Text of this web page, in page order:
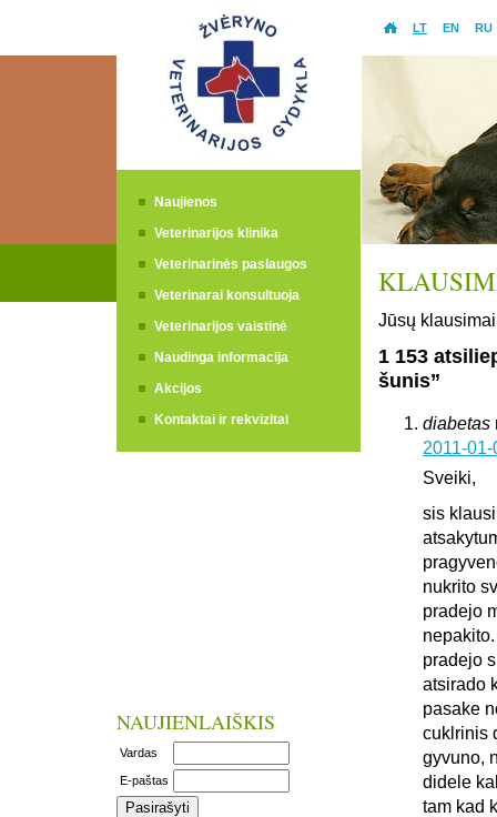
Naujienos
Veterinarijos klinika
Veterinarinės paslaugos
Veterinarai konsultuoja
Veterinarijos vaistinė
Naudinga informacija
Akcijos
Kontaktai ir rekvizitai
NAUJIENLAIŠKIS
Vardas
E-paštas
LT EN RU
Jūsų
1 153
šunis”
diabetas
2011-
Sveiki,
sis
nukrito
pradejo
pradejo
atsirado
pasake
cuklrinis
gyvuno,
didele
tam kad